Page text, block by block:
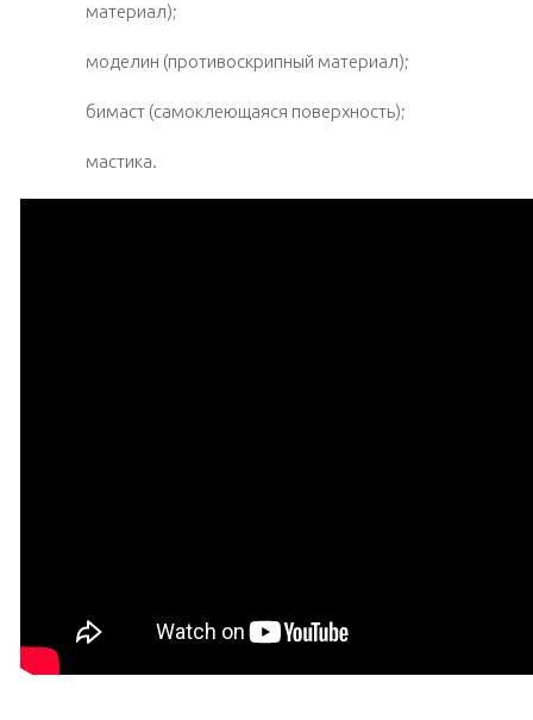
материал);
моделин (противоскрипный материал);
бимаст (самоклеющаяся поверхность);
мастика.